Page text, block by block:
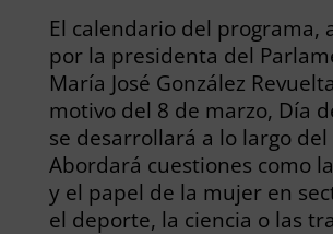
El calendario del programa,
por la presidenta del
María José González
motivo del 8 de marzo, Día
se desarrollará a lo largo del
Abordará cuestiones como
y el papel de la mujer en
el deporte, la ciencia o las